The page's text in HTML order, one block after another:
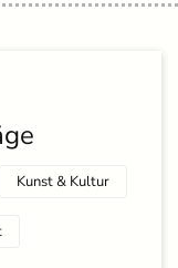
Kunst & Kultur